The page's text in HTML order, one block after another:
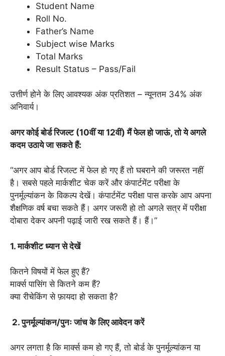
Student Name
Roll No.
Father’s Name
Subject wise Marks
Total Marks
Result Status – Pass/Fail
उत्तीर्ण होने के लिए आवश्यक अंक प्रतिशत – न्यूनतम 34% अंक
अनिवार्य।
अगर कोई बोर्ड रिजल्ट (10वीं या 12वीं) मैं फेल हो जाऊं, तो ये अगले
कदम उठाये जा सकते हैं:
“अगर आप बोर्ड रिजल्ट में फेल हो गए हैं तो घबराने की जरूरत नहीं
है। सबसे पहले मार्कशीट चेक करें और कंपार्टमेंट परीक्षा के
पुनर्मूल्यांकन के विकल्प देखें। कंपार्टमेंट परीक्षा पास करके आप अपना
शैक्षणिक वर्ष बचा सकते हैं। अगर जरूरी हो तो अगले सत्र में परीक्षा
दोबारा देकर अपनी पढ़ाई जारी रख सकते हैं। हैं।”
1. मार्कशीट ध्यान से देखें
कितने विषयों में फेल हुए हैं?
मार्क्स पासिंग से कितने कम हैं?
क्या रीचेकिंग से फ़ायदा हो सकता है?
2. पुनर्मूल्यांकन/पुनः जांच के लिए आवेदन करें
अगर लगता है कि मार्क्स कम हो गए हैं, तो बोर्ड के पुनर्मूल्यांकन या